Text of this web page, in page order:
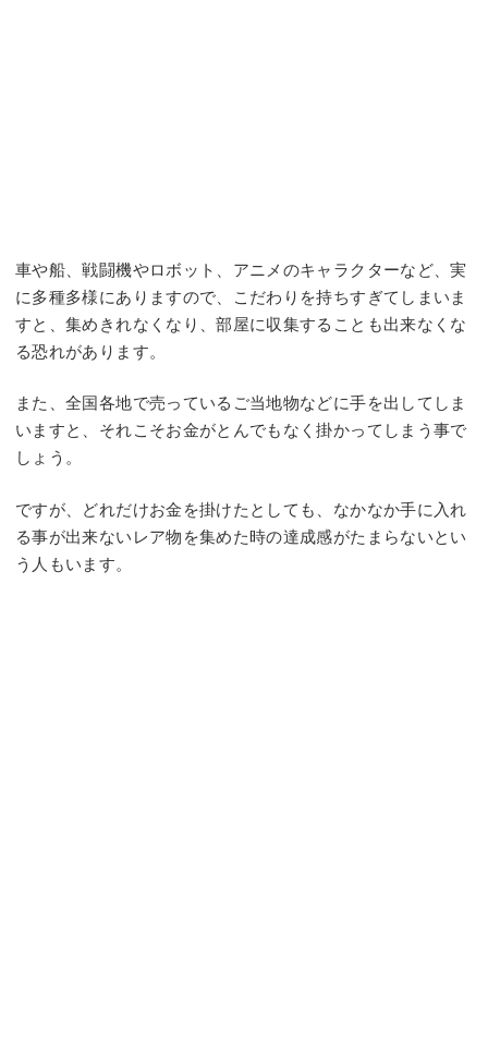
車や船、戦闘機やロボット、アニメのキャラクターなど、実
に多種多様にありますので、こだわりを持ちすぎてしまいま
すと、集めきれなくなり、部屋に収集することも出来なくな
る恐れがあります。
また、全国各地で売っているご当地物などに手を出してしま
いますと、それこそお金がとんでもなく掛かってしまう事で
しょう。
ですが、どれだけお金を掛けたとしても、なかなか手に入れ
る事が出来ないレア物を集めた時の達成感がたまらないとい
う人もいます。